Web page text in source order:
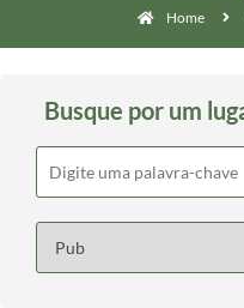
Home
Busque por um